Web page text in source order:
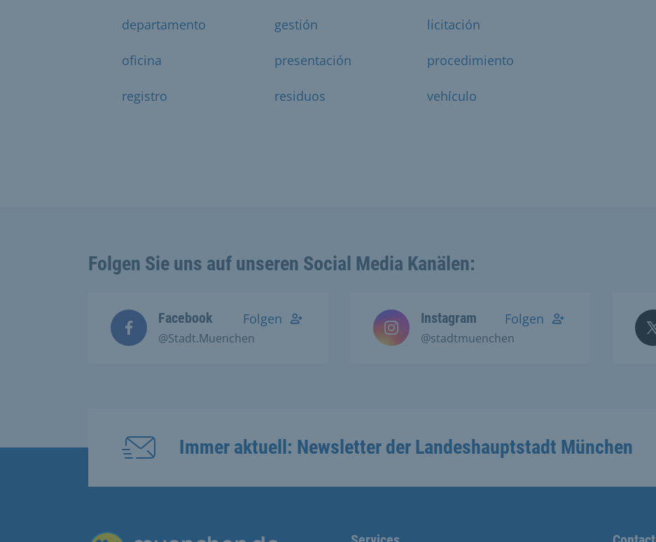
departamento gestión licitación
oficina presentación procedimiento
registro residuos vehículo
Folgen Sie uns auf unseren Social Media Kanälen:
Facebook
@Stadt.Muenchen
Folgen Instagram
@stadtmuenchen
Folgen
Immer aktuell: Newsletter der Landeshauptstadt München